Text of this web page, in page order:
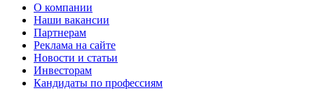
О компании
Наши вакансии
Партнерам
Реклама на сайте
Новости и статьи
Инвесторам
Кандидаты по профессиям